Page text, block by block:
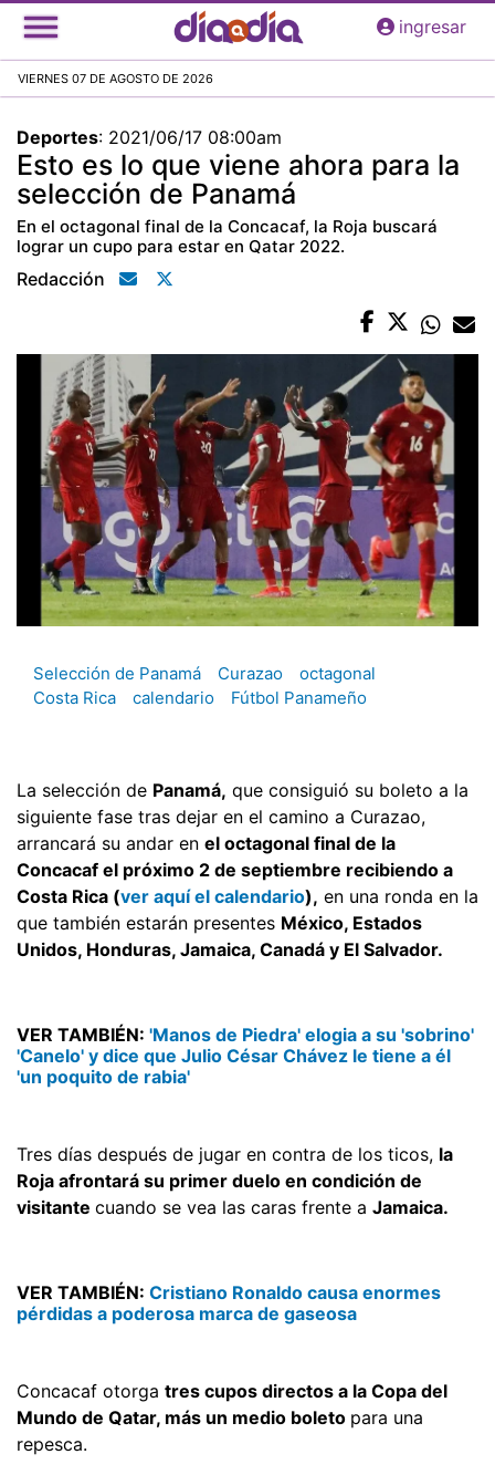
Pasar
al
principal
ingresar
VIERNES 07 DE AGOSTO DE 2026
Deportes: 2021/06/17 08:00am
Esto es lo que viene ahora para la
selección de Panamá
En el octagonal final de la Concacaf, la Roja buscará
lograr un cupo para estar en Qatar 2022.
Redacción
Selección de Panamá Curazao
octagonal
Costa Rica
calendario Fútbol Panameño
La selección de Panamá, que consiguió su boleto a la
siguiente fase tras dejar en el camino a Curazao,
arrancará su andar en el octagonal final de la
Concacaf el próximo 2 de septiembre recibiendo a
Costa Rica (ver aquí el calendario), en una ronda en la
que también estarán presentes México, Estados
Unidos, Honduras, Jamaica, Canadá y El Salvador.
VER TAMBIÉN: 'Manos de Piedra' elogia a su 'sobrino'
'Canelo' y dice que Julio César Chávez le tiene a él
'un poquito de rabia'
Tres días después de jugar en contra de los ticos, la
Roja afrontará su primer duelo en condición de
visitante cuando se vea las caras frente a Jamaica.
VER TAMBIÉN: Cristiano Ronaldo causa enormes
pérdidas a poderosa marca de gaseosa
Concacaf otorga tres cupos directos a la Copa del
Mundo de Qatar, más un medio boleto para una
repesca.